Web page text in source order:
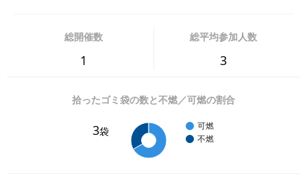
総開催数
1
総平均参加人数
3
拾ったゴミ袋の数と不燃／可燃の割合
3袋
可燃
不燃